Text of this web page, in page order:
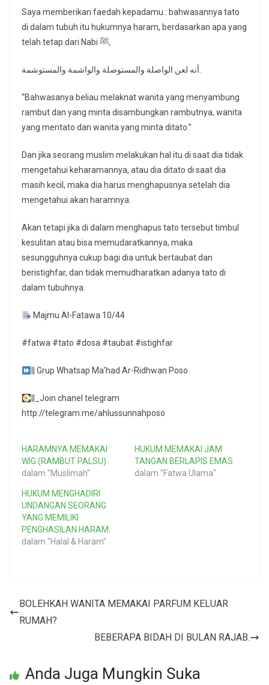
Saya memberikan faedah kepadamu : bahwasannya tato
di dalam tubuh itu hukumnya haram, berdasarkan apa yang
telah tetap dari Nabi ﷺ,
أنه لعن الواصلة والمستوصلة والواشمة والمستوشمة.
“Bahwasanya beliau melaknat wanita yang menyambung
rambut dan yang minta disambungkan rambutnya, wanita
yang mentato dan wanita yang minta ditato.”
Dan jika seorang muslim melakukan hal itu di saat dia tidak
mengetahui keharamannya, atau dia ditato di saat dia
masih kecil, maka dia harus menghapusnya setelah dia
mengetahui akan haramnya.
Akan tetapi jika di dalam menghapus tato tersebut timbul
kesulitan atau bisa memudaratkannya, maka
sesungguhnya cukup bagi dia untuk bertaubat dan
beristighfar, dan tidak memudharatkan adanya tato di
dalam tubuhnya.
Majmu Al-Fatawa 10/44
#fatwa #tato #dosa #taubat #istighfar
|| Grup Whatsap Ma’had Ar-Ridhwan Poso
||_Join chanel telegram
http://telegram.me/ahlussunnahposo
HARAMNYA MEMAKAI
WIG (RAMBUT PALSU)
dalam "Muslimah"
HUKUM MEMAKAI JAM
TANGAN BERLAPIS EMAS
dalam "Fatwa Ulama"
HUKUM MENGHADIRI
UNDANGAN SEORANG
YANG MEMILIKI
PENGHASILAN HARAM.
dalam "Halal & Haram"
BOLEHKAH WANITA MEMAKAI PARFUM KELUAR
RUMAH?
BEBERAPA BIDAH DI BULAN RAJAB.
Anda Juga Mungkin Suka